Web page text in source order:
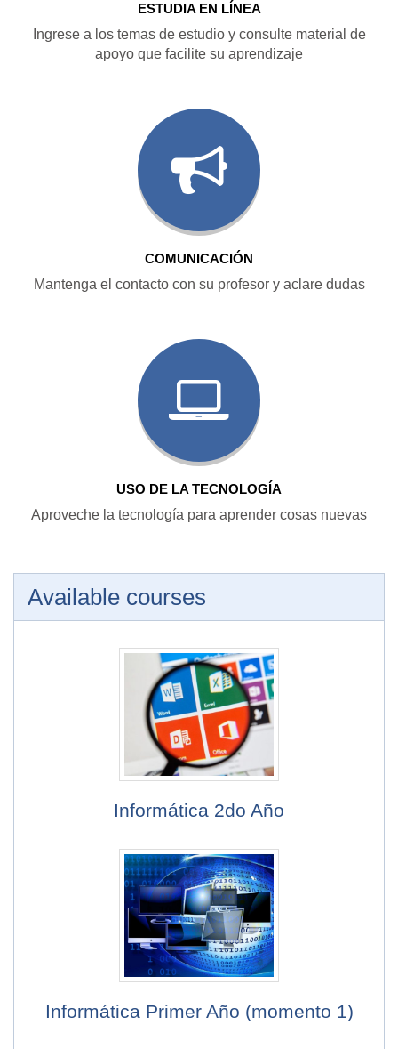
ESTUDIA EN LÍNEA
Ingrese a los temas de estudio y consulte material de
apoyo que facilite su aprendizaje
COMUNICACIÓN
Mantenga el contacto con su profesor y aclare dudas
USO DE LA TECNOLOGÍA
Aproveche la tecnología para aprender cosas nuevas
Available courses
Informática 2do Año
Informática Primer Año (momento 1)